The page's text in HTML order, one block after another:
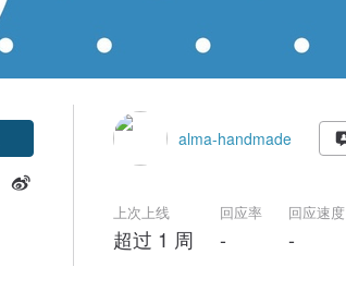
alma-handmade
上次上线
超过 1 周
回应率
-
回应速度
-